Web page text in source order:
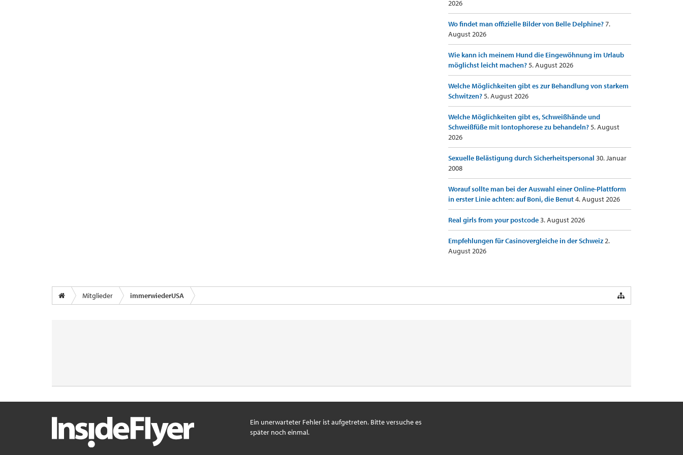
2026
Wo findet man offizielle Bilder von Belle Delphine?7.
August 2026
Wie kann ich meinem Hund die Eingewöhnung im Urlaub
möglichst leicht machen?5. August 2026
Welche Möglichkeiten gibt es zur Behandlung von starkem
Schwitzen?5. August 2026
Welche Möglichkeiten gibt es, Schweißhände und
Schweißfüße mit Iontophorese zu behandeln?5. August
2026
Sexuelle Belästigung durch Sicherheitspersonal 30. Januar
2008
Worauf sollte man bei der Auswahl einer Online-Plattform
in erster Linie achten: auf Boni, die Benut4. August 2026
Real girls from your postcode3. August 2026
Empfehlungen für Casinovergleiche in der Schweiz2.
August 2026
Mitglieder immerwiederUSA
Ein unerwarteter Fehler ist aufgetreten. Bitte versuche es
später noch einmal.